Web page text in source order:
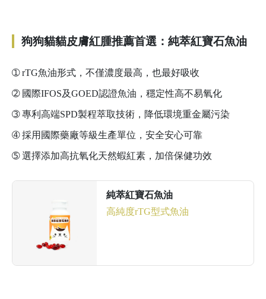
狗狗貓貓皮膚紅腫推薦首選：純萃紅寶石魚油
➀rTG魚油形式，不僅濃度最高，也最好吸收
➁ 國際IFOS及GOED認證魚油，穩定性高不易氧化
➂專利高端SPD製程萃取技術，降低環境重金屬污染
➃採用國際藥廠等級生產單位，安全安心可靠
➄選擇添加高抗氧化天然蝦紅素，加倍保健功效
純萃紅寶石魚油
高純度rTG型式魚油